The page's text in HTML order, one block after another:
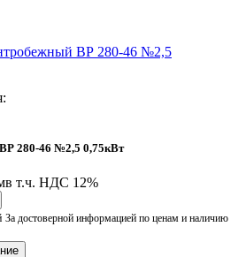
280-46 №2,5 0,75кВт
в т.ч. НДС 12%
За достоверной информацией по ценам и наличию